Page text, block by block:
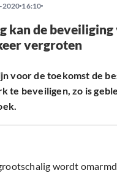
2020 16:10
kan de
vergroten
voor de toekomst de
te beveiligen, zo is
wordt